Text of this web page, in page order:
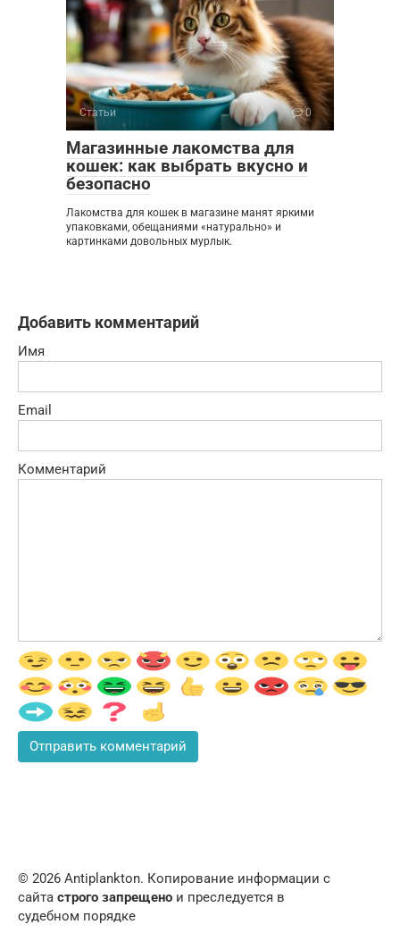
Статьи 0
Магазинные лакомства для
кошек: как выбрать вкусно и
безопасно
Лакомства для кошек в магазине манят яркими
упаковками, обещаниями «натурально» и
картинками довольных мурлык.
Добавить комментарий
Имя
Email
Комментарий
© 2026 Аntiplankton. Копирование информации с
сайта строго запрещено и преследуется в
судебном порядке